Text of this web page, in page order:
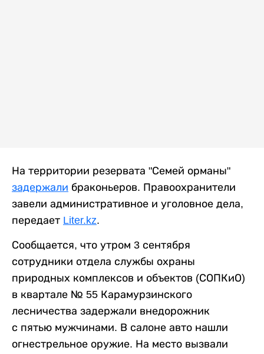
На территории резервата "Семей орманы"
задержали браконьеров. Правоохранители
завели административное и уголовное дела,
передает Liter.kz.
Сообщается, что утром 3 сентября
сотрудники отдела службы охраны
природных комплексов и объектов (СОПКиО)
в квартале № 55 Карамурзинского
лесничества задержали внедорожник
с пятью мужчинами. В салоне авто нашли
огнестрельное оружие. На место вызвали